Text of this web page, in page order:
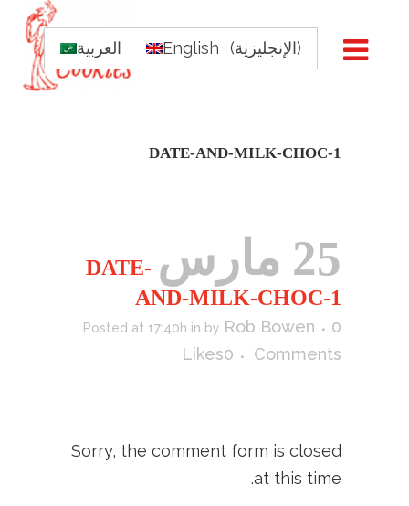
العربية English (الإنجليزية)
DATE-AND-MILK-CHOC-1
25 مارس
DATE-
AND-MILK-CHOC-1
Posted at 17:40h in by Rob Bowen
0
Comments
0
Likes
Sorry, the comment form is closed
at this time.